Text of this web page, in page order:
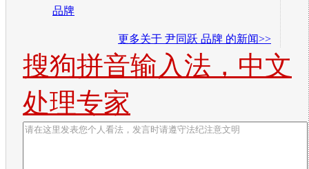
品牌
更多关于 尹同跃 品牌 的新闻>>
搜狗拼音输入法，中文
处理专家